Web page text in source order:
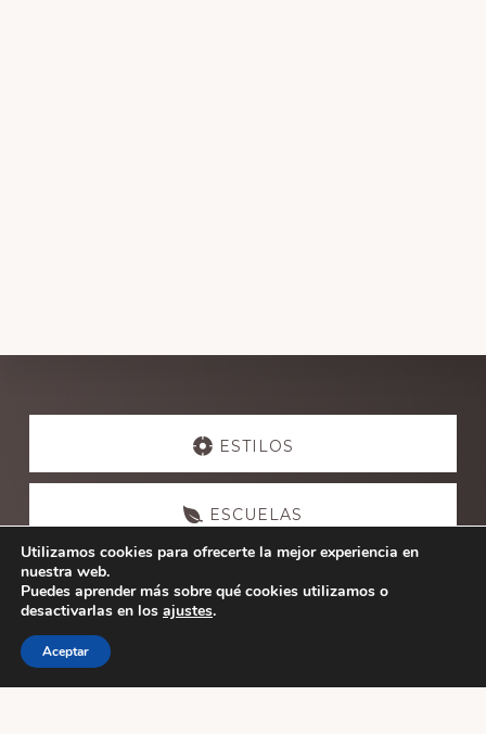
Explore
ESTILOS
ESCUELAS
ACTIVIDADES
Utilizamos cookies para ofrecerte la mejor experiencia en
nuestra web.
Puedes aprender más sobre qué cookies utilizamos o
desactivarlas en los ajustes.
Aceptar